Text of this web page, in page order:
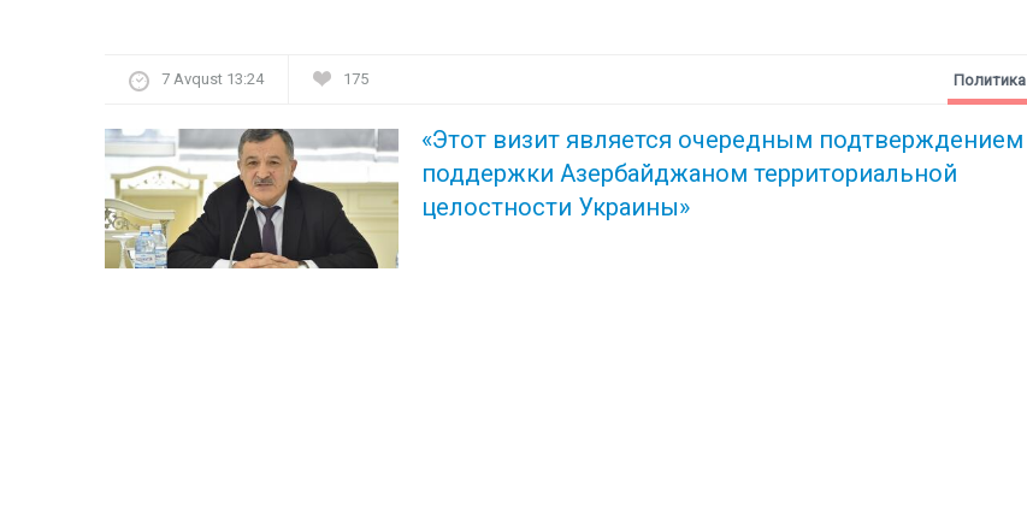
7 Avqust 13:24 175
«Этот визит является очередным подтверждением
поддержкиАзербайджаном территориальной
целостности Украины»
Политика